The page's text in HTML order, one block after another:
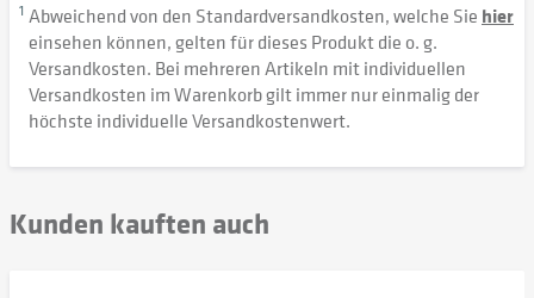
1 Abweichend von den Standardversandkosten, welche Sie hier
einsehen können, gelten für dieses Produkt die o. g.
Versandkosten. Bei mehreren Artikeln mit individuellen
Versandkosten im Warenkorb gilt immer nur einmalig der
höchste individuelle Versandkostenwert.
Kunden kauften auch